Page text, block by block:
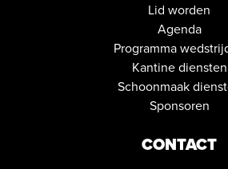
Lid worden
Agenda
Programma
Kantine diensten
Schoonmaak
Sponsoren
CONTACT